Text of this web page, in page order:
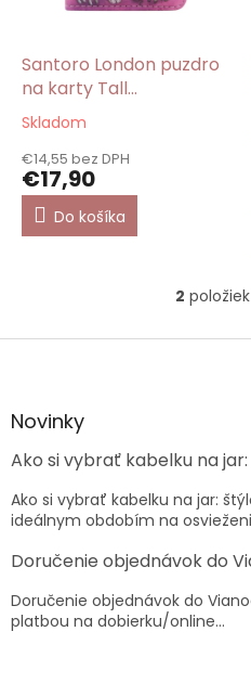
Santoro London puzdro
na karty Tall
Tails/Gorjuss
Priemerné
produktu
je
5,0
Skladom
€14,55 bez DPH
€17,90
Do košíka
l
i
r
v
k
y
v
ý
2
Z
äNovinky
Ako si vybrať kabelku na
Ako si vybrať kabelku na jar:
ideálnym obdobím na
Doručenie objednávok do
Doručenie objednávok do
platbou na dobierku/online...